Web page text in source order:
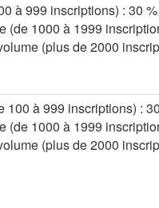
à 999 inscriptions) : 30
(de 1000 à 1999
(plus de 2000
100 à 999 inscriptions) :
(de 1000 à 1999
(plus de 2000